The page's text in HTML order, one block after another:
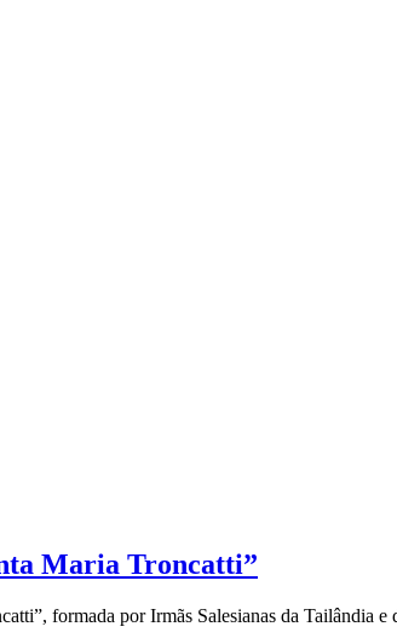
Maria Troncatti”
formada por Irmãs Salesianas da Tailândia e